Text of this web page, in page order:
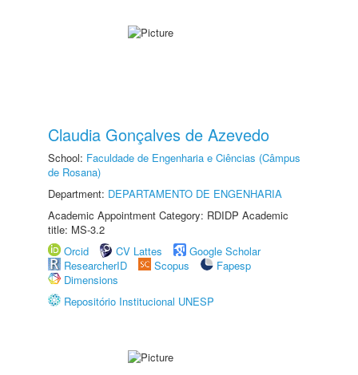
Claudia Gonçalves de Azevedo
School: Faculdade de Engenharia e Ciências (Câmpus
de Rosana)
Department: DEPARTAMENTO DE ENGENHARIA
Academic Appointment Category: RDIDP Academic
title: MS-3.2
Orcid
CV Lattes
Google Scholar
ResearcherID
Scopus
Fapesp
Dimensions
Repositório Institucional UNESP